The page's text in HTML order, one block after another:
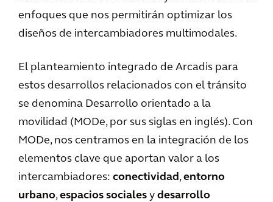
enfoques que nos permitirán optimizar los
diseños de intercambiadores multimodales.
El planteamiento integrado de Arcadis para
estos desarrollos relacionados con el tránsito
se denomina Desarrollo orientado a la
movilidad (MODe, por sus siglas en inglés). Con
MODe, nos centramos en la integración de los
elementos clave que aportan valor a los
intercambiadores: conectividad,entorno
urbano,espacios sociales y desarrollo